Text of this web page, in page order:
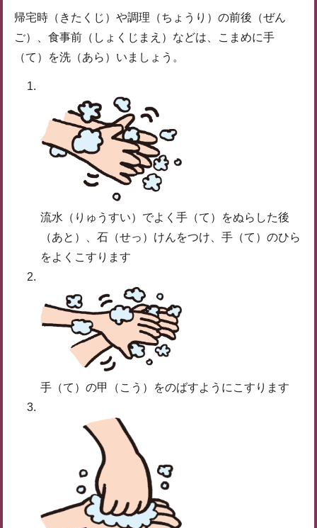
帰宅時（きたくじ）や調理（ちょうり）の前後（ぜん
ご）、食事前（しょくじまえ）などは、こまめに手
（て）を洗（あら）いましょう。
流水（りゅうすい）でよく手（て）をぬらした後
（あと）、石（せっ）けんをつけ、手（て）のひら
をよくこすります
手（て）の甲（こう）をのばすようにこすります